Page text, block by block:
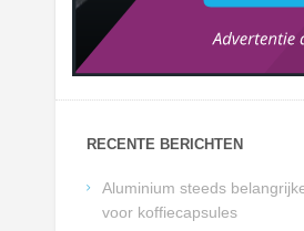
RECENTE BERICHTEN
Aluminium steeds
voor koffiecapsules